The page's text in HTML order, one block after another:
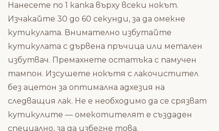
Нанесете по 1 капка върху всеки нокът.
Изчакайте 30 до 60 секунди, за да омекне
кутикулата. Внимателно избутайте
кутикулата с дървена пръчица или метален
избутвач. Премахнете остатъка с памучен
тампон. Изсушете нокътя с лакочистител
без ацетон за оптимална адхезия на
следващия лак. Не е необходимо да се срязват
кутикулите — омекотителят е създаден
специално, за да избегне това.